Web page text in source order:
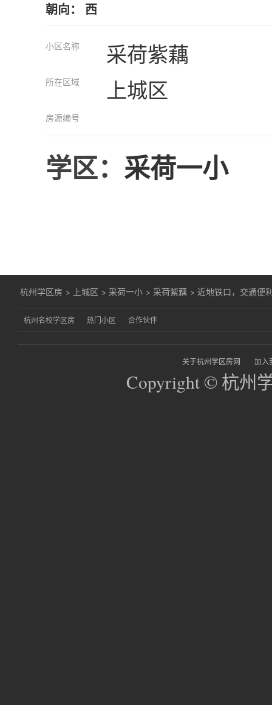
朝向： 西
小区名称 采荷紫藕
所在区域 上城区
房源编号
学区： 采荷一小
杭州学区房 > 上城区 > 采荷一小 > 采荷紫藕 >近地铁口，交通便
杭州名校学区房 热门小区 合作伙伴
关于杭州学区房网 加入
Copyright © 杭州